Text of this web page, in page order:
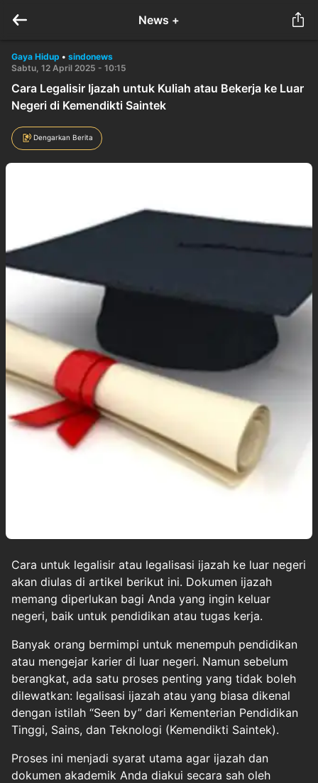
News +
Gaya Hidup • sindonews
Sabtu, 12 April 2025 - 10:15
Cara Legalisir Ijazah untuk Kuliah atau Bekerja ke Luar
Negeri di Kemendikti Saintek
Dengarkan Berita
Cara untuk legalisir atau legalisasi ijazah ke luar negeri
akan diulas di artikel berikut ini. Dokumen ijazah
memang diperlukan bagi Anda yang ingin keluar
negeri, baik untuk pendidikan atau tugas kerja.
Banyak orang bermimpi untuk menempuh pendidikan
atau mengejar karier di luar negeri. Namun sebelum
berangkat, ada satu proses penting yang tidak boleh
dilewatkan: legalisasi ijazah atau yang biasa dikenal
dengan istilah “Seen by” dari Kementerian Pendidikan
Tinggi, Sains, dan Teknologi (Kemendikti Saintek).
Proses ini menjadi syarat utama agar ijazah dan
dokumen akademik Anda diakui secara sah oleh